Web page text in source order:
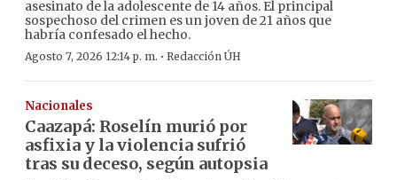
asesinato de la adolescente de 14 años. El principal
sospechoso del crimen es un joven de 21 años que
habría confesado el hecho.
Agosto 7, 2026 12:14 p. m. · Redacción ÚH
Nacionales
Caazapá: Roselín murió por
asfixia y la violencia sufrió
tras su deceso, según autopsia